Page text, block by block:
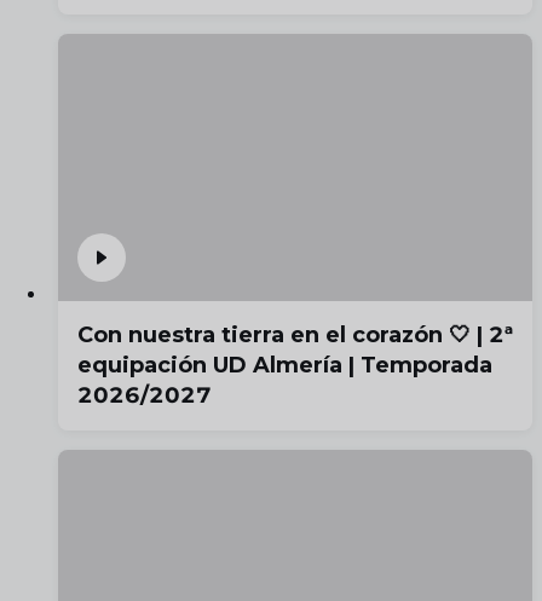
Con nuestra tierra en el corazón 🤍 | 2ª
equipación UD Almería | Temporada
2026/2027